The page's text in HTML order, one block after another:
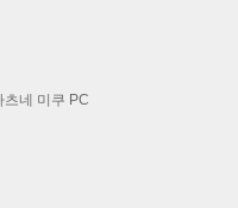
츠네 미쿠 PC